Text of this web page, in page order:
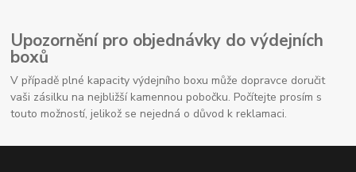
Upozornění pro objednávky do výdejních
boxů
V případě plné kapacity výdejního boxu může dopravce doručit
vaši zásilku na nejbližší kamennou pobočku. Počítejte prosím s
touto možností, jelikož se nejedná o důvod k reklamaci.